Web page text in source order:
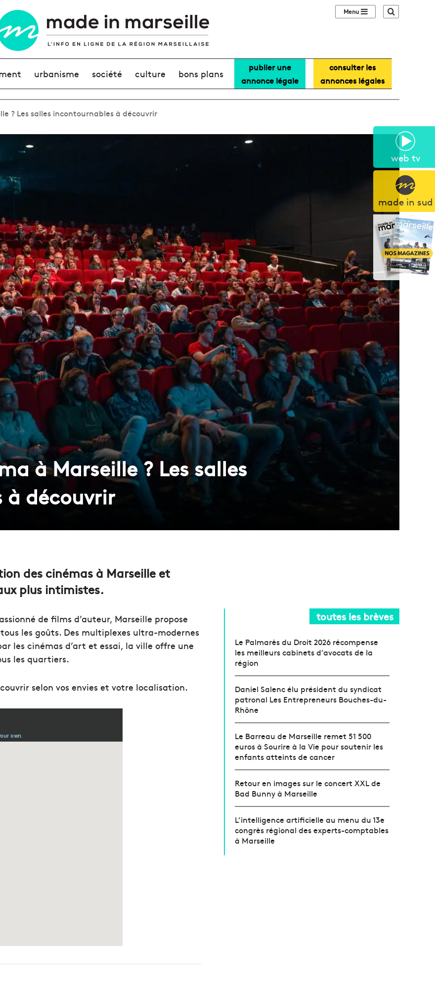
web tv
made in sud
Sidebar (barre
urbanisme société culture bons plans
publier une
annonce légale
consulter les
annonces légales
? Les salles incontournables à découvrir
à Marseille ? Les salles
découvrir
des cinémas à Marseille et
plus intimistes.
de films d’auteur, Marseille propose
les goûts. Des multiplexes ultra-modernes
les cinémas d’art et essai, la ville offre une
les quartiers.
selon vos envies et votre localisation.
toutes les brèves
Le Palmarès du Droit 2026 récompense
les meilleurs cabinets d’avocats de la
région
Daniel Salenc élu président du syndicat
patronal Les Entrepreneurs Bouches-du-
Rhône
Le Barreau de Marseille remet 51 500
euros à Sourire à la Vie pour soutenir les
enfants atteints de cancer
Retour en images sur le concert XXL de
Bad Bunny à Marseille
L’intelligence artificielle au menu du 13e
congrès régional des experts-comptables
à Marseille